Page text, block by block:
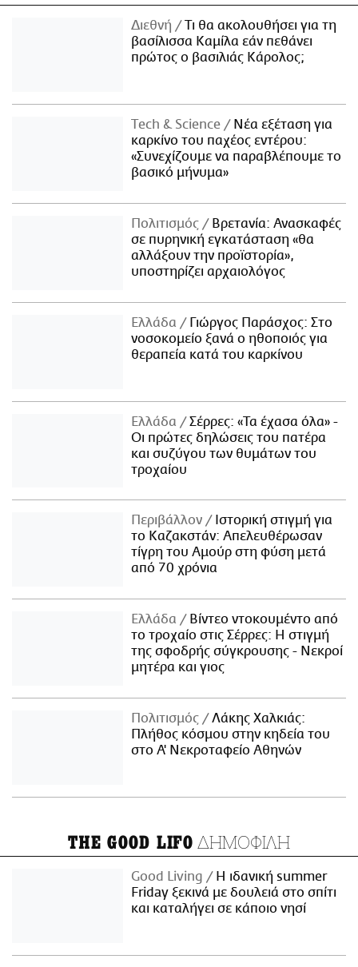
Διεθνή
Τι θα ακολουθήσει για τη
βασίλισσα Καμίλα εάν πεθάνει
πρώτος ο βασιλιάς Κάρολος;
Τech & Science
Νέα εξέταση για
καρκίνο του παχέος εντέρου:
«Συνεχίζουμε να παραβλέπουμε το
βασικό μήνυμα»
Πολιτισμός
Βρετανία: Ανασκαφές
σε πυρηνική εγκατάσταση «θα
αλλάξουν την προϊστορία»,
υποστηρίζει αρχαιολόγος
Ελλάδα
Γιώργος Παράσχος: Στο
νοσοκομείο ξανά ο ηθοποιός για
θεραπεία κατά του καρκίνου
Ελλάδα
Σέρρες: «Τα έχασα όλα» -
Οι πρώτες δηλώσεις του πατέρα
και συζύγου των θυμάτων του
τροχαίου
Περιβάλλον
Ιστορική στιγμή για
το Καζακστάν: Απελευθέρωσαν
τίγρη του Αμούρ στη φύση μετά
από 70 χρόνια
Ελλάδα
Βίντεο ντοκουμέντο από
το τροχαίο στις Σέρρες: Η στιγμή
της σφοδρής σύγκρουσης - Νεκροί
μητέρα και γιος
Πολιτισμός
Λάκης Χαλκιάς:
Πλήθος κόσμου στην κηδεία του
στο Α' Νεκροταφείο Αθηνών
THE GOOD LIFO ΔΗΜΟΦΙΛΗ
Good Living
Η ιδανική summer
Friday ξεκινά με δουλειά στο σπίτι
και καταλήγει σε κάποιο νησί